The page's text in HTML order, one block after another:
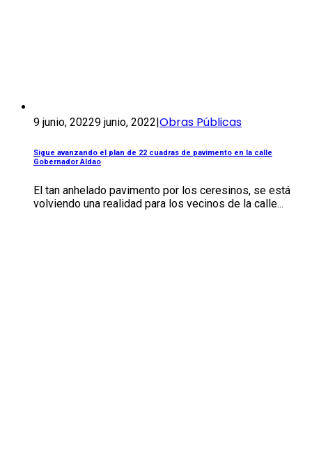
9 junio, 20229 junio, 2022|Obras Públicas
Sigue avanzando el plan de 22 cuadras de pavimento en la calle
Gobernador Aldao
El tan anhelado pavimento por los ceresinos, se está
volviendo una realidad para los vecinos de la calle...